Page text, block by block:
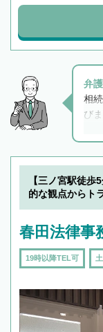
弁
相
び
と
解
で
で
で
【三ノ宮駅徒
的な観点からト
春田法律事
19時以降TEL可